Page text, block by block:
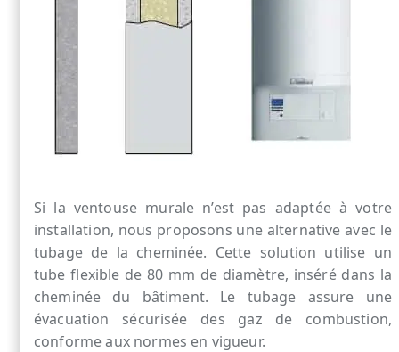
Si la ventouse murale n’est pas adaptée à votre
installation, nous proposons une alternative avec le
tubage de la cheminée. Cette solution utilise un
tube flexible de 80 mm de diamètre, inséré dans la
cheminée du bâtiment. Le tubage assure une
évacuation sécurisée des gaz de combustion,
conforme aux normes en vigueur.